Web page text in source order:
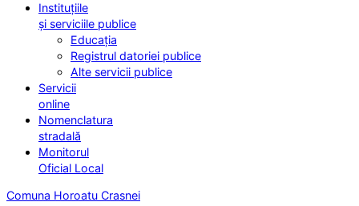
Instituțiile
și serviciile publice
Educația
Registrul datoriei publice
Alte servicii publice
Servicii
online
Nomenclatura
stradală
Monitorul
Oficial Local
Comuna Horoatu Crasnei